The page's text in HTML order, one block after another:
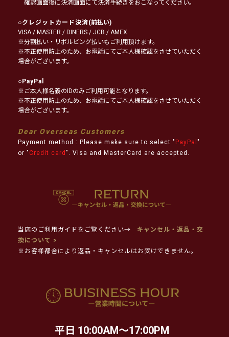
確認画面後に決済画面にて決済手続きをおこなってください。
○クレジットカード決済(前払い)
VISA / MASTER / DINERS / JCB / AMEX
※分割払い・リボルビング払いもご利用頂けます。
※不正使用防止のため、お電話にてご本人様確認をさせていただく
場合がございます。
○PayPal
※ご本人様名義のIDのみご利用可能となります。
※不正使用防止のため、お電話にてご本人様確認をさせていただく
場合がございます。
Dear Overseas Customers
Payment method : Please make sure to select " PayPal "
or " Credit card ". Visa and MasterCard are accepted.
当店のご利用ガイドをご覧ください→
キャンセル・返品・交
換について >
※お客様都合により返品・キャンセルはお受けできません。
平日 10:00AM～17:00PM